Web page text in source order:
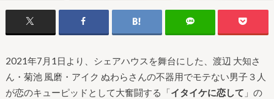
2021年7月1日より、シェアハウスを舞台にした、渡辺 大知さ
ん・菊池 風磨・アイク ぬわらさんの不器用でモテない男子３人
が恋のキューピッドとして大奮闘する「イタイケに恋して 」の